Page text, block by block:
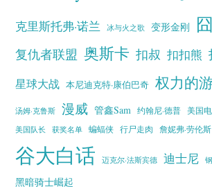
克里斯托弗·诺兰 冰与火之歌 变形金刚
复仇者联盟 奥斯卡 扣叔 扣扣熊
星球大战 本尼迪克特·康伯巴奇 权力的
汤姆·克鲁斯 漫威 管鑫Sam 约翰尼·德普
美国
美国队长
获奖名单 蝙蝠侠 行尸走肉 詹妮弗·劳伦斯
谷大白话 迈克尔·法斯宾德 迪士尼
黑暗骑士崛起